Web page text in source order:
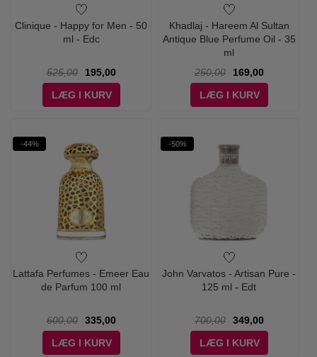
Clinique - Happy for Men - 50
ml - Edc
525,00
195,00
LÆG I KURV
Khadlaj - Hareem Al Sultan
Antique Blue Perfume Oil - 35
ml
250,00
169,00
LÆG I KURV
-44%
Lattafa Perfumes - Emeer Eau
de Parfum 100 ml
600,00
335,00
LÆG I KURV
-50%
John Varvatos - Artisan Pure -
125 ml - Edt
700,00
349,00
LÆG I KURV